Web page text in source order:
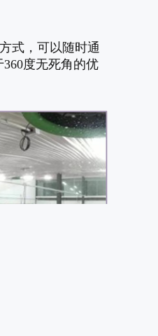
式，可以随时通
度无死角的优